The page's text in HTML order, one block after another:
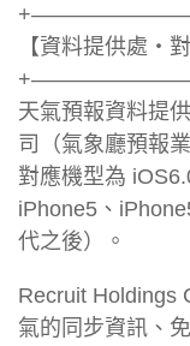
【資料提供處・
天氣預報資料提
司（氣象廳預報
對應機型為
iPhone5、
代之後）。
Recruit Holdings
氣的同步資訊、